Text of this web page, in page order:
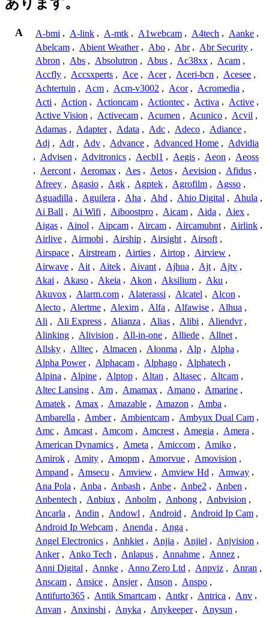
あります。
A A-bmi , A-link , A-mtk , A1webcam , A4tech , Aanke ,
Abelcam , Abient Weather , Abo , Abr , Abr Security ,
Abron , Abs , Absolutron , Abus , Ac38xx , Acam ,
Accfly , Accsxperts , Ace , Acer , Aceri-bcn , Acesee ,
Achtertuin , Acm , Acm-v3002 , Acor , Acromedia ,
Acti , Action , Actioncam , Actiontec , Activa , Active ,
Active Vision , Activecam , Acumen , Acunico , Acvil ,
Adamas , Adapter , Adata , Adc , Adeco , Adiance ,
Adj , Adt , Adv , Advance , Advanced Home , Advidia
, Advisen , Advitronics , Aecbl1 , Aegis , Aeon , Aeoss
, Aercont , Aeromax , Aes , Aetos , Aevision , Afidus ,
Afreey , Agasio , Agk , Agptek , Agrofilm , Agsso ,
Aguadilla , Aguilera , Aha , Ahd , Ahio Digital , Ahula ,
Ai Ball , Ai Wifi , Aiboostpro , Aicam , Aida , Aiex ,
Aigas , Ainol , Aipcam , Aircam , Aircamubnt , Airlink ,
Airlive , Airmobi , Airship , Airsight , Airsoft ,
Airspace , Airstream , Airties , Airtop , Airview ,
Airwave , Ait , Aitek , Aivant , Ajhua , Ajt , Ajtv ,
Akai , Akaso , Akeia , Akon , Aksilium , Aku ,
Akuvox , Alarm.com , Alaterassi , Alcatel , Alcon ,
Alecto , Alertme , Alexim , Alfa , Alfawise , Alhua ,
Ali , Ali Express , Alianza , Alias , Alibi , Aliendvr ,
Alinking , Alivision , All-in-one , Alliede , Allnet ,
Allsky , Alltec , Almacen , Alonma , Alp , Alpha ,
Alpha Power , Alphacam , Alphago , Alphatech ,
Alpina , Alpine , Alptop , Altan , Altasec , Altcam ,
Altec Lansing , Am , Amamax , Amano , Amarine ,
Amatek , Amax , Amazable , Amazon , Amba ,
Ambarella , Amber , Ambientcam , Ambyux Dual Cam ,
Amc , Amcast , Amcom , Amcrest , Amegia , Amera ,
American Dynamics , Ameta , Amiccom , Amiko ,
Amirok , Amity , Amopm , Amorvue , Amovision ,
Ampand , Amsecu , Amview , Amview Hd , Amway ,
Ana Pola , Anba , Anbash , Anbe , Anbe2 , Anben ,
Anbentech , Anbiux , Anbolm , Anbong , Anbvision ,
Ancarla , Andin , Andowl , Android , Android Ip Cam ,
Android Ip Webcam , Anenda , Anga ,
Angel Electronics , Anhkiet , Anjia , Anjiel , Anjvision ,
Anker , Anko Tech , Anlapus , Annahme , Annez ,
Anni Digital , Annke , Anno Zero Ltd , Anpviz , Anran ,
Anscam , Ansice , Ansjer , Anson , Anspo ,
Antifurto365 , Antik Smartcam , Antkr , Antrica , Anv ,
Anvan , Anxinshi , Anyka , Anykeeper , Anysun ,